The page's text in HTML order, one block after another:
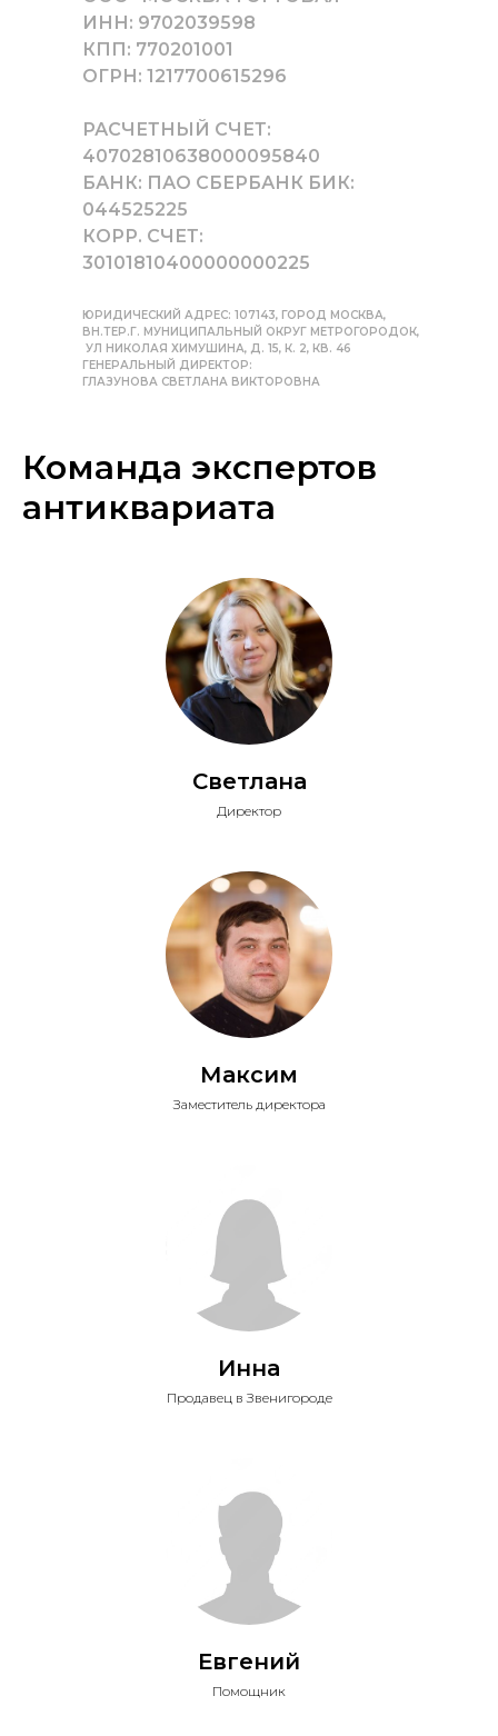
ИНН: 9702039598
КПП: 770201001
ОГРН: 1217700615296
РАСЧЕТНЫЙ СЧЕТ:
40702810638000095840
БАНК: ПАО СБЕРБАНК БИК:
044525225
КОРР. СЧЕТ:
30101810400000000225
ЮРИДИЧЕСКИЙ АДРЕС: 107143, ГОРОД МОСКВА,
ВН.ТЕР.Г. МУНИЦИПАЛЬНЫЙ ОКРУГ МЕТРОГОРОДОК,
УЛ НИКОЛАЯ ХИМУШИНА, Д. 15, К. 2, КВ. 46
ГЕНЕРАЛЬНЫЙ ДИРЕКТОР:
ГЛАЗУНОВА СВЕТЛАНА ВИКТОРОВНА
Команда экспертов
антиквариата
Светлана
Директор
Максим
Заместитель директора
Инна
Продавец в Звенигороде
Евгений
Помощник